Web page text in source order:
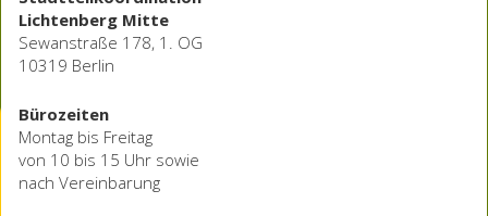
Lichtenberg Mitte
Sewanstraße 178, 1. OG
10319 Berlin
Bürozeiten
Montag bis Freitag
von 10 bis 15 Uhr sowie
nach Vereinbarung